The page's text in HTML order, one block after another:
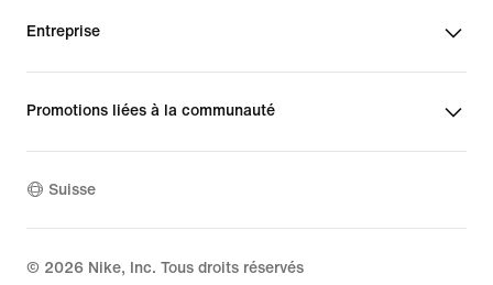
Entreprise
Promotions liées à la communauté
Suisse
© 2026 Nike, Inc. Tous droits réservés